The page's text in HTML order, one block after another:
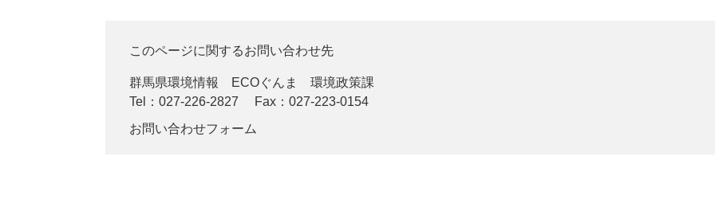
このページに関するお問い合わせ先
群馬県環境情報 ECOぐんま
環境政策課
Tel：027-226-2827
Fax：027-223-0154
お問い合わせフォーム